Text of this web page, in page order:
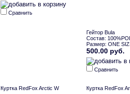
Сравнить
Гейтор Bula
Состав:
Размер: ONE
500.00 руб.
Сравнить
Куртка RedFox Arctic W
Куртка RedFox